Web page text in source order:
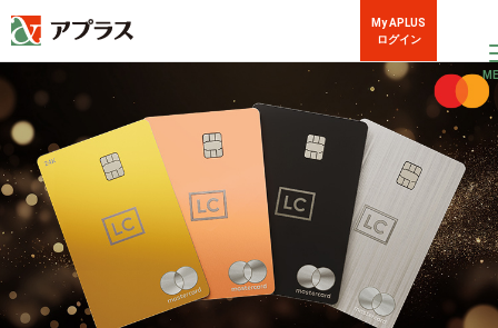
My APLUS
ログイン